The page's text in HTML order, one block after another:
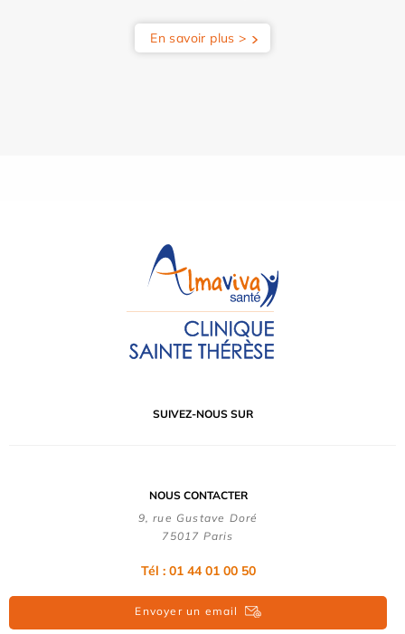
En savoir plus >
SUIVEZ-NOUS SUR
NOUS CONTACTER
9, rue Gustave Doré
75017 Paris
Tél : 01 44 01 00 50
Envoyer un email